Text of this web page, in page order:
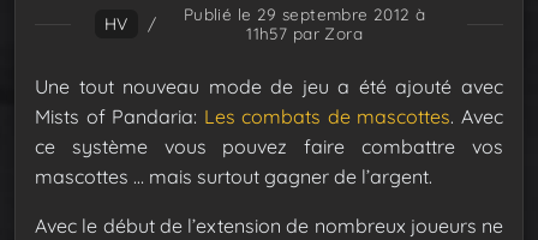
HV /
Publié le 29 septembre 2012 à
11h57 par Zora
Une tout nouveau mode de jeu a été ajouté avec
Mists of Pandaria: Les combats de mascottes. Avec
ce système vous pouvez faire combattre vos
mascottes … mais surtout gagner de l’argent.
Avec le début de l’extension de nombreux joueurs ne